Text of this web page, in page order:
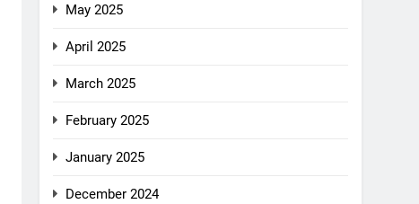
May 2025
April 2025
March 2025
February 2025
January 2025
December 2024